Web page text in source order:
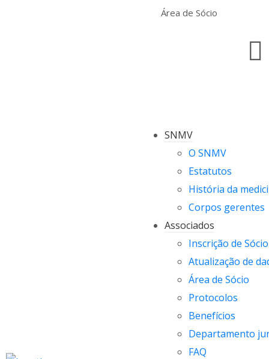
Área de Sócio
SNMV
O SNMV
Estatutos
História da
Corpos gerentes
Associados
Inscrição de Sócio
Atualização de
Área de Sócio
Protocolos
Benefícios
Departamento
FAQ